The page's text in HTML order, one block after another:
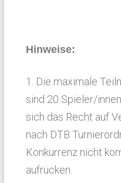
Hinweise:
1. Die maximale
sind 20 Spieler/
sich das Recht auf
nach DTB
Konkurrenz nicht
aufrücken.